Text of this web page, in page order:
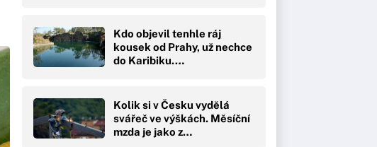
Kdo objevil tenhle ráj
kousek od Prahy, už nechce
do Karibiku.…
Kolik si v Česku vydělá
svářeč ve výškách. Měsíční
mzda je jako z…